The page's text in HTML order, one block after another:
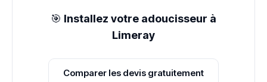
🎯 Installez votre adoucisseur à
Limeray
Comparer les devis gratuitement